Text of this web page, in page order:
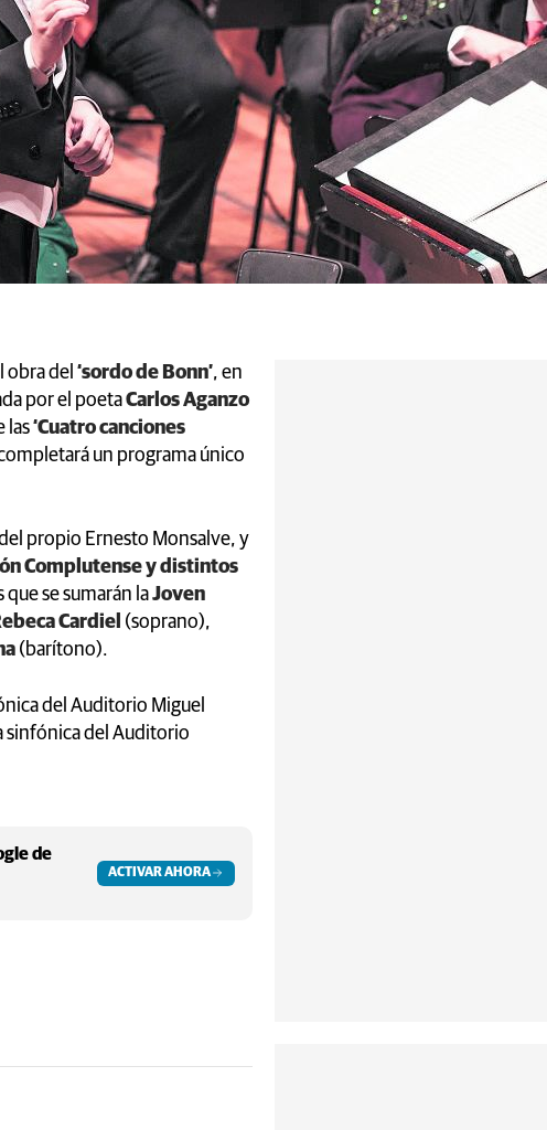
obra del ‘sordo de Bonn’, en
por el poetaCarlos Aganzo
las‘Cuatro canciones
un programa único
propio Ernesto Monsalve, y
Complutense y distintos
que se sumarán laJoven
Cardiel (soprano),
(barítono).
del Auditorio Miguel
sinfónica del Auditorio
de
ACTIVAR AHORA